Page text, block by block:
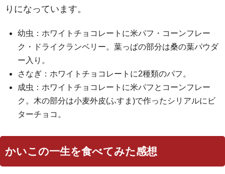
りになっています。
幼虫：ホワイトチョコレートに米パフ・コーンフレー
ク・ドライクランベリー。葉っぱの部分は桑の葉パウダ
ー入り。
さなぎ：ホワイトチョコレートに2種類のパフ。
成虫：ホワイトチョコレートに米パフとコーンフレー
ク。木の部分は小麦外皮(ふすま)で作ったシリアルにビ
ターチョコ。
かいこの一生を食べてみた感想